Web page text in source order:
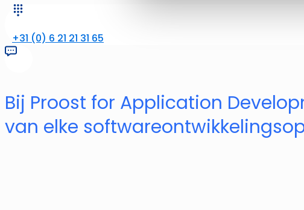
+31 (0) 6 21 21 31 65
Bij Proost for Application
van elke